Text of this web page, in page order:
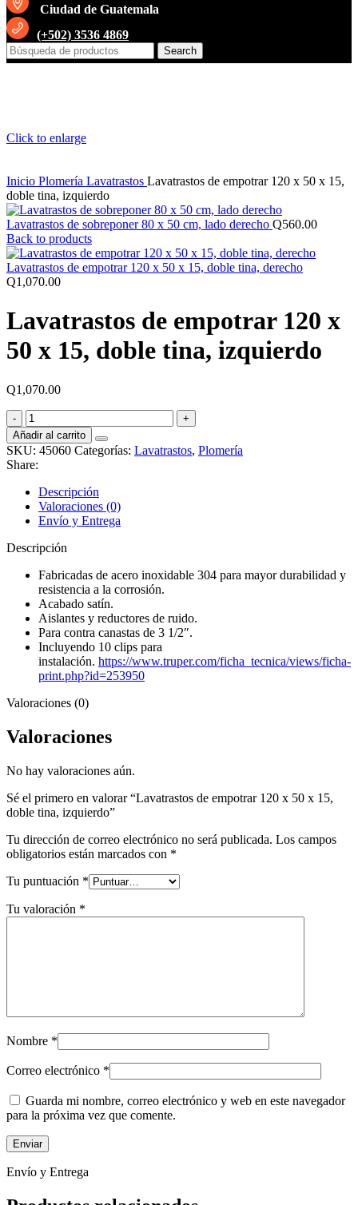
Ciudad de Guatemala
(+502) 3536 4869
Search
Click to enlarge
Inicio Plomería Lavatrastos Lavatrastos de empotrar 120 x 50 x 15,
doble tina, izquierdo
Lavatrastos de sobreponer 80 x 50 cm, lado derecho Q560.00
Back to products
Lavatrastos de empotrar 120 x 50 x 15, doble tina, derecho
Q1,070.00
Lavatrastos de empotrar 120 x
50 x 15, doble tina, izquierdo
Q1,070.00
Lavatrastos
de
empotrar
120
x
50
x
15,
doble
tina,
cantidad
Añadir al carrito
SKU: 45060 Categorías: Lavatrastos, Plomería
Share:
Descripción
Valoraciones (0)
Envío y Entrega
Descripción
Fabricadas de acero inoxidable 304 para mayor durabilidad y
resistencia a la corrosión.
Acabado satín.
Aislantes y reductores de ruido.
Para contra canastas de 3 1/2″.
Incluyendo 10 clips para
instalación. https://www.truper.com/ficha_tecnica/views/ficha-
print.php?id=253950
Valoraciones (0)
Valoraciones
No hay valoraciones aún.
Sé el primero en valorar “Lavatrastos de empotrar 120 x 50 x 15,
doble tina, izquierdo”
Tu dirección de correo electrónico no será publicada. Los campos
obligatorios están marcados con *
Tu puntuación *
Tu valoración *
Nombre *
Correo electrónico *
Guarda mi nombre, correo electrónico y web en este navegador
para la próxima vez que comente.
Envío y Entrega